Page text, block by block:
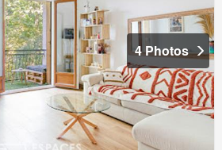
4 Photos